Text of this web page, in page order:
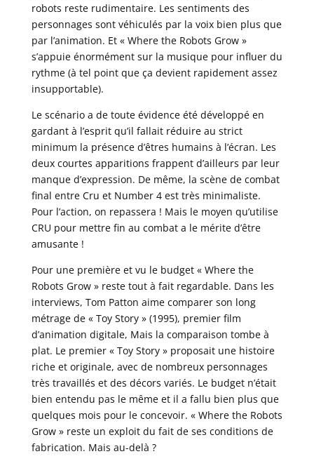
robots reste rudimentaire. Les sentiments des
personnages sont véhiculés par la voix bien plus que
par l’animation. Et « Where the Robots Grow »
s’appuie énormément sur la musique pour influer du
rythme (à tel point que ça devient rapidement assez
insupportable).
Le scénario a de toute évidence été développé en
gardant à l’esprit qu’il fallait réduire au strict
minimum la présence d’êtres humains à l’écran. Les
deux courtes apparitions frappent d’ailleurs par leur
manque d’expression. De même, la scène de combat
final entre Cru et Number 4 est très minimaliste.
Pour l’action, on repassera ! Mais le moyen qu’utilise
CRU pour mettre fin au combat a le mérite d’être
amusante !
Pour une première et vu le budget « Where the
Robots Grow » reste tout à fait regardable. Dans les
interviews, Tom Patton aime comparer son long
métrage de « Toy Story » (1995), premier film
d’animation digitale, Mais la comparaison tombe à
plat. Le premier « Toy Story » proposait une histoire
riche et originale, avec de nombreux personnages
très travaillés et des décors variés. Le budget n’était
bien entendu pas le même et il a fallu bien plus que
quelques mois pour le concevoir. « Where the Robots
Grow » reste un exploit du fait de ses conditions de
fabrication. Mais au-delà ?